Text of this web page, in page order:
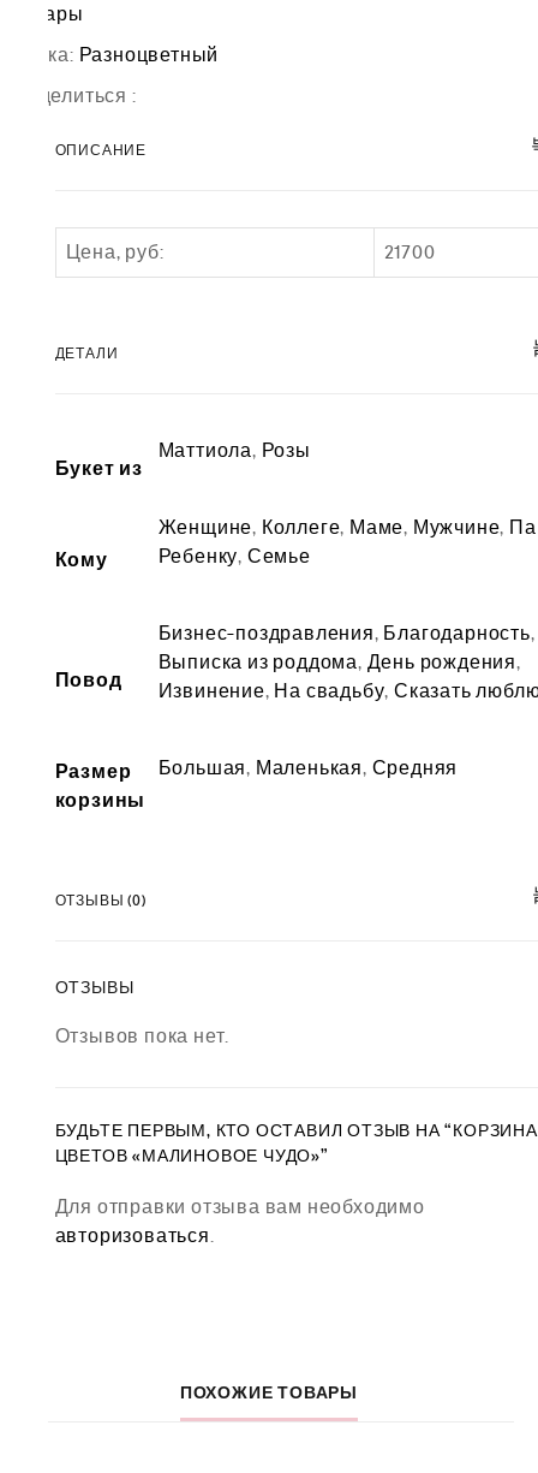
товары
Метка: Разноцветный
Поделиться :
ОПИСАНИЕ
Цена, руб: 21700
ДЕТАЛИ
Букет из
Маттиола, Розы
Кому
Женщине, Коллеге, Маме, Мужчине,
Ребенку, Семье
Повод
Бизнес-поздравления, Благодарность,
Выписка из роддома, День рождения,
Извинение, На свадьбу, Сказать
Размер
корзины
Большая, Маленькая, Средняя
ОТЗЫВЫ (0)
ОТЗЫВЫ
Отзывов пока нет.
БУДЬТЕ ПЕРВЫМ, КТО ОСТАВИЛ ОТЗЫВ НА “КОРЗИНА
ЦВЕТОВ «МАЛИНОВОЕ ЧУДО»”
Для отправки отзыва вам необходимо
авторизоваться.
ПОХОЖИЕ ТОВАРЫ